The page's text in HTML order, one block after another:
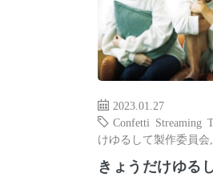
2023.01.27
Confetti Streaming
けゆるして製作委員会
きょうだけゆる